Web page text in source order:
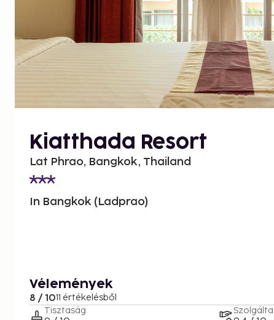
Kiatthada Resort
Lat Phrao, Bangkok, Thailand
In Bangkok (Ladprao)
Vélemények
8 / 1011 értékelésből
Tisztaság